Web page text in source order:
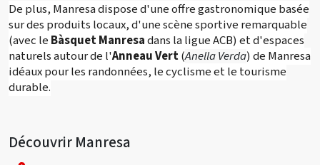
De plus, Manresa dispose d'une offre gastronomique basée
sur des produits locaux, d'une scène sportive remarquable
(avec le Bàsquet Manresadans la ligue ACB) et d'espaces
naturels autour de l'Anneau Vert(Anella Verda) de Manresa
idéaux pour les randonnées, le cyclisme et le tourisme
durable.
Découvrir Manresa